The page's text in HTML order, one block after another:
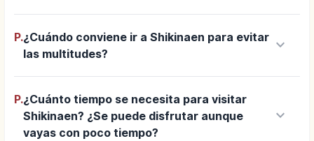
P.¿Cuándo conviene ir a Shikinaen para evitar
las multitudes?
keyboard_arrow_down
P.¿Cuánto tiempo se necesita para visitar
Shikinaen? ¿Se puede disfrutar aunque
vayas con poco tiempo?
keyboard_arrow_down